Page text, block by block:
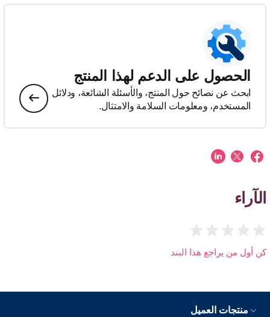
الحصول على الدعم لهذا المنتج
ابحث عن نصائح حول المنتج، والأسئلة الشائعة، ودلائل
المستخدم، ومعلومات السلامة والامتثال.
الآراء
كن أول من يراجع هذا البند
منتجات العميل